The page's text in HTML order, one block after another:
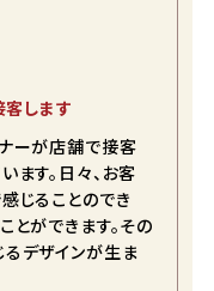
します
ーが店舗で接客
ます。日々、お客
じることのでき
ができます。その
デザインが生ま